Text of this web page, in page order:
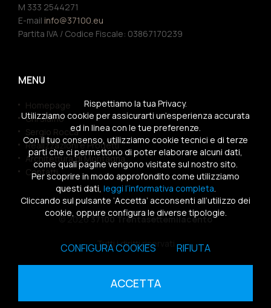
M 333 2544271
E-mail info@37100.eu
Partita IVA / Codice Fiscale: 03867170239
MENU
Homepage
Chi siamo
Sergio Rocca
Realizzazioni e Progetti
Architettura di Montagna
Contatti
© 202637100 Trentasettemilacento
Tutti i diritti riservati
Sitemap|Privacy Policy|Cookies Policy
Rispettiamo la tua Privacy.
Utilizziamo cookie per assicurarti un’esperienza accurata
ed in linea con le tue preferenze.
Con il tuo consenso, utilizziamo cookie tecnici e di terze
parti che ci permettono di poter elaborare alcuni dati,
come quali pagine vengono visitate sul nostro sito.
Per scoprire in modo approfondito come utilizziamo
questi dati, leggi l’informativa completa.
Cliccando sul pulsante ‘Accetta’ acconsenti all’utilizzo dei
cookie, oppure configura le diverse tipologie.
CONFIGURA COOKIES RIFIUTA
ACCETTA